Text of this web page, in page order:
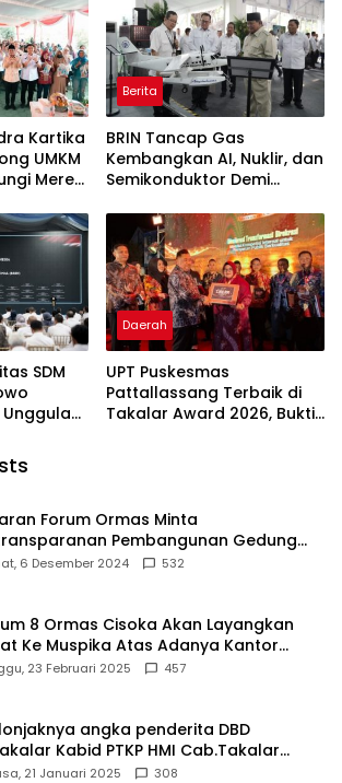
Kartika
UMKM
Merek
Berita
BRIN Tancap Gas
Kembangkan AI, Nuklir, dan
Semikonduktor Demi
Indonesia
SDM
Unggulan
Daerah
UPT Puskesmas
Pattallassang Terbaik di
Takalar Award 2026, Bukti
Forum Ormas Minta
Pembangunan Gedung
Di Kecamatan Cisoka
6 Desember 2024 532
8 Ormas Cisoka Akan Layangkan
Ke Muspika Atas Adanya Kantor
di Cisoka
23 Februari 2025 457
angka penderita DBD
Kabid PTKP HMI Cab.Takalar
bicara
21 Januari 2025 308